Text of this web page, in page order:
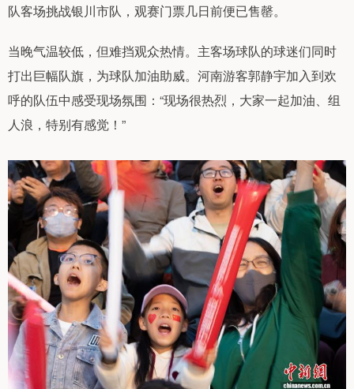
队客场挑战银川市队，观赛门票几日前便已售罄。
当晚气温较低，但难挡观众热情。主客场球队的球迷们同时
打出巨幅队旗，为球队加油助威。河南游客郭静宇加入到欢
呼的队伍中感受现场氛围：“现场很热烈，大家一起加油、组
人浪，特别有感觉！”